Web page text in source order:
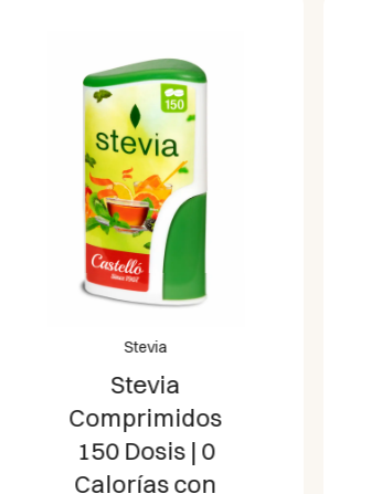
Stevia 1-1 Bote
1kg | 0 Calorías |
Castelló Since
1907